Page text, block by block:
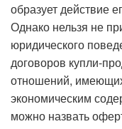
образует действие
Однако нельзя не
юридического
договоров купли-
отношений,
экономическим
можно назвать